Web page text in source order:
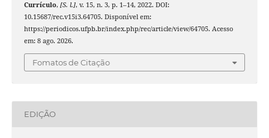
Currículo, [S. l.], v. 15, n. 3, p. 1–14, 2022. DOI:
10.15687/rec.v15i3.64705. Disponível em:
https://periodicos.ufpb.br/index.php/rec/article/view/64705. Acesso
em: 8 ago. 2026.
Fomatos de Citação
EDIÇÃO